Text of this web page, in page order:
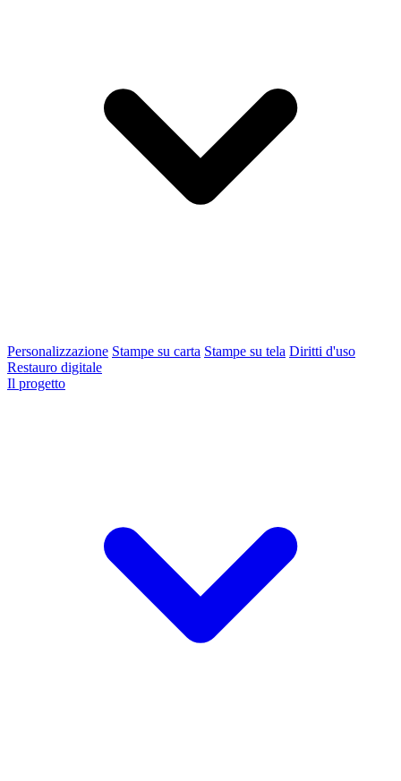
Personalizzazione Stampe su carta Stampe su tela Diritti d'uso
Restauro digitale
Il progetto